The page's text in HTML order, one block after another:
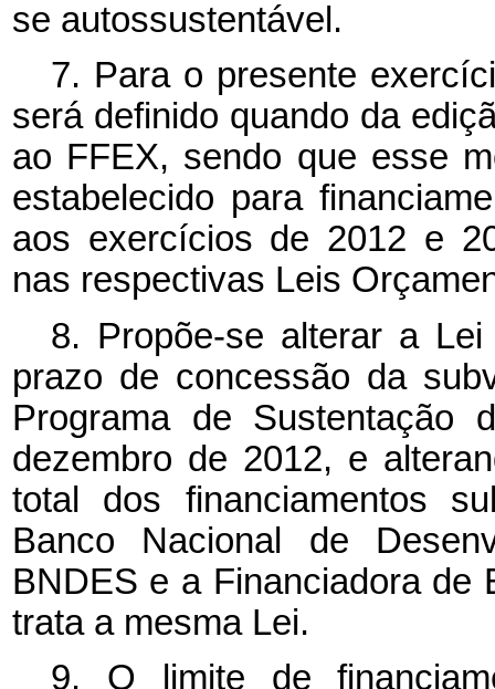
se autossustentável.
7. Para o presente
será definido quando da
ao FFEX, sendo que esse
estabelecido para
aos exercícios de 2012 e
nas respectivas Leis
8. Propõe-se alterar a
prazo de concessão da
Programa de
dezembro de 2012, e
total dos financiamentos
Banco Nacional de
BNDES e a Financiadora de
trata a mesma Lei.
9. O limite de